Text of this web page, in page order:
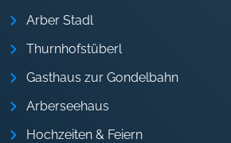
Arber Stadl
Thurnhofstüberl
Gasthaus zur Gondelbahn
Arberseehaus
Hochzeiten & Feiern